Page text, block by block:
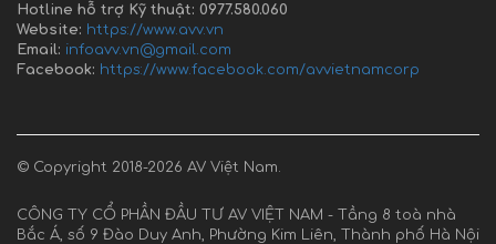
Hotline hỗ trợ Kỹ thuật: 0977.580.060
Website: https://www.avv.vn
Email: infoavv.vn@gmail.com
Facebook: https://www.facebook.com/avvietnamcorp
© Copyright 2018-2026 AV Việt Nam.
CÔNG TY CỔ PHẦN ĐẦU TƯ AV VIỆT NAM - Tầng 8 toà nhà
Bắc Á, số 9 Đào Duy Anh, Phường Kim Liên, Thành phố Hà Nội